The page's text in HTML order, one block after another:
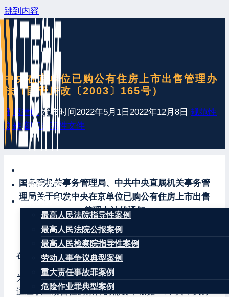
跳到内容
最新发布
案例分享
最高人民法院指导性案例
最高人民法院公报案例
最高人民检察院指导性案例
劳动人事争议典型案例
重大责任事故罪案例
危险作业罪典型案例
中央在京单位已购公有住房上市出售管理办
法（国管房改〔2003〕165号）
王康律师 发布时间2022年5月1日 2022年12月8日 规范性
文件,部门规范性文件
国务院机关事务管理局、中共中央直属机关事务管
理局关于印发中央在京单位已购公有住房上市出售
管理办法的通知
国管房改〔2003〕165号
在京中央和国家机关各部门、各单位：
为规范中央在京单位已购公有住房上市出售工作，
适应职工改善住房条件的需要，根据 《中共中央办